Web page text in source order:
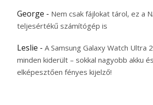
George - Nem csak fájlokat tárol, ez a
teljesértékű számítógép is
Leslie - A Samsung Galaxy Watch Ultra
minden kiderült – sokkal nagyobb akku és
elképesztően fényes kijelző!